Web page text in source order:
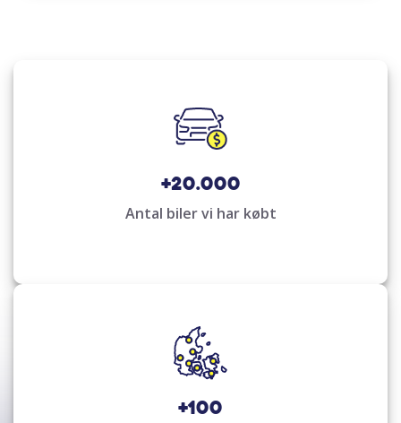
+20.000
Antal biler vi har købt
+100